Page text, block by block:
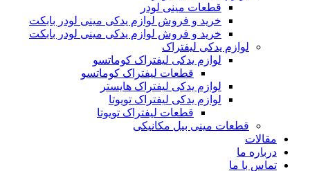
قطعات مینی لودر
خرید و فروش لوازم یدکی مینی لودر بابکت
خرید و فروش لوازم یدکی مینی لودر بابکت
لوازم یدکی لیفتراک
لوازم یدکی لیفتراک کوماتسو
قطعات لیفتراک کوماتسو
لوازم یدکی لیفتراک هایستر
لوازم یدکی لیفتراک تویوتا
قطعات لیفتراک تویوتا
قطعات مینی بیل مکانیکی
ما
با ما